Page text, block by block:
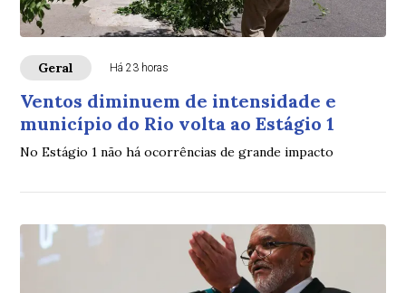
Geral Há 23 horas
Ventos diminuem de intensidade e
município do Rio volta ao Estágio 1
No Estágio 1 não há ocorrências de grande impacto